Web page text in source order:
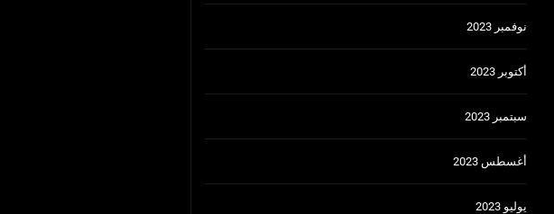
نوفمبر 2023
أكتوبر 2023
سبتمبر 2023
أغسطس 2023
يوليو 2023